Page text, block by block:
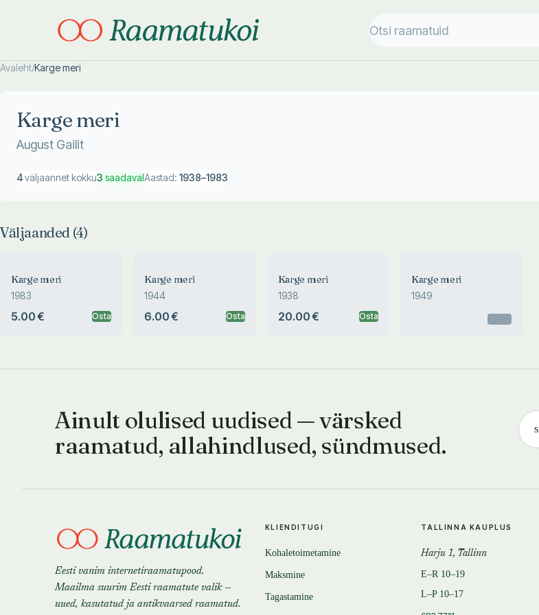
Avaleht/Karge meri
Karge meri
August Gailit
4väljaannet kokku3 saadavalAastad: 1938–1983
Väljaanded (4)
Karge meri
1983
5.00 € Osta
Karge meri
1944
6.00 € Osta
Karge meri
1938
20.00 € Osta
Karge meri
1949
Ainult olulised uudised — värsked
raamatud, allahindlused, sündmused.
Eesti vanim internetiraamatupood.
Maailma suurim Eesti raamatute valik —
uued, kasutatud ja antikvaarsed raamatud.
KLIENDITUGI
Kohaletoimetamine
Maksmine
Tagastamine
TALLINNA KAUPLUS
Harju 1, Tallinn
E–R 10–19
L–P 10–17